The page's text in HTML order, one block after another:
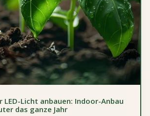
LED-Licht anbauen: Indoor-Anbau
das ganze Jahr